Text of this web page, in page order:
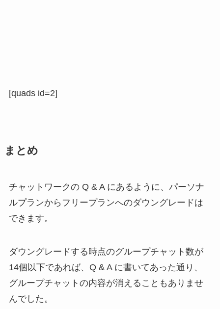
[quads id=2]
まとめ
チャットワークの Q & A にあるように、パーソナ
ルプランからフリープランへのダウングレードは
できます。
ダウングレードする時点のグループチャット数が
14個以下であれば、Q & A に書いてあった通り、
グループチャットの内容が消えることもありませ
んでした。